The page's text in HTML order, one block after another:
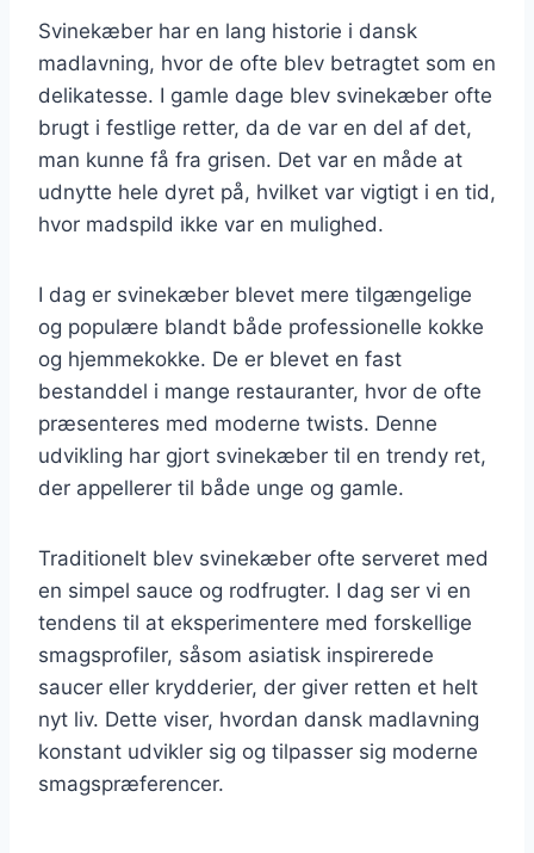
Svinekæber har en lang historie i dansk
madlavning, hvor de ofte blev betragtet som en
delikatesse. I gamle dage blev svinekæber ofte
brugt i festlige retter, da de var en del af det,
man kunne få fra grisen. Det var en måde at
udnytte hele dyret på, hvilket var vigtigt i en tid,
hvor madspild ikke var en mulighed.
I dag er svinekæber blevet mere tilgængelige
og populære blandt både professionelle kokke
og hjemmekokke. De er blevet en fast
bestanddel i mange restauranter, hvor de ofte
præsenteres med moderne twists. Denne
udvikling har gjort svinekæber til en trendy ret,
der appellerer til både unge og gamle.
Traditionelt blev svinekæber ofte serveret med
en simpel sauce og rodfrugter. I dag ser vi en
tendens til at eksperimentere med forskellige
smagsprofiler, såsom asiatisk inspirerede
saucer eller krydderier, der giver retten et helt
nyt liv. Dette viser, hvordan dansk madlavning
konstant udvikler sig og tilpasser sig moderne
smagspræferencer.